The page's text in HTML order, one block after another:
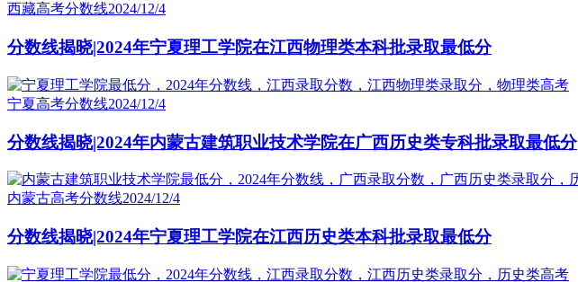
西藏高考分数线2024/12/4
分数线揭晓|2024年宁夏理工学院在江西物理类本科批录取最低分
宁夏高考分数线2024/12/4
分数线揭晓|2024年内蒙古建筑职业技术学院在广西历史类专科批录取最低分
内蒙古高考分数线2024/12/4
分数线揭晓|2024年宁夏理工学院在江西历史类本科批录取最低分